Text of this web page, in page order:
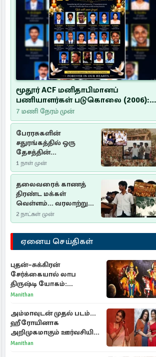
மூதூர் ACF மனிதாபிமானப்
பணியாளர்கள் படுகொலை (2006):
20 ஆண்டுகளாகியும் நீதி
மறுக்கப்பட்ட மனிதாபிமானப்
பேரவலம்
7 மணி நேரம் முன்
பேரரசுகளின்
சதுரங்கத்தில் ஒரு
தேசத்தின்
தீர்க்கதரிசனம் :
சுதுமலை பிரகடனம்
ஒரு வரலாற்றுப் பாடம்
1 நாள் முன்
தலைவரைக் காணத்
திரண்ட மக்கள்
வெள்ளம்... வரலாற்றுச்
சிறப்புமிக்க சுதுமலைப்
பிரகடனம்…
2 நாட்கள் முன்
ஏனைய செய்திகள்
புதன்–சுக்கிரன்
சேர்க்கையால் லாப
திருஷ்டி யோகம்:
அதிர்ஷ்டம் பெறும் டாப் 3
Manithan
அம்மாவுடன் முதல் படம்...
ஹீரோயினாக
அறிமுகமாகும் ஊர்வசியின்
மகள் தேஜலட்சுமி!
Manithan